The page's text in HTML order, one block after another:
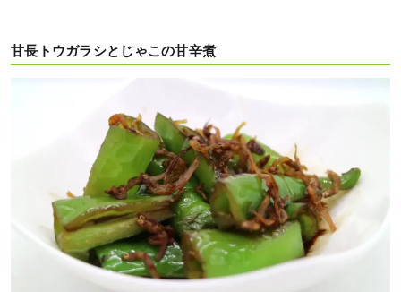
甘長トウガラシとじゃこの甘辛煮